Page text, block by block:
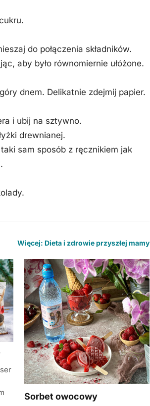
do połączenia składników.
aby było równomiernie ułóżone.
dnem. Delikatnie zdejmij papier.
i ubij na sztywno.
drewnianej.
sam sposób z ręcznikiem jak
Więcej: Dieta i zdrowie przyszłej mamy
Sorbet owocowy